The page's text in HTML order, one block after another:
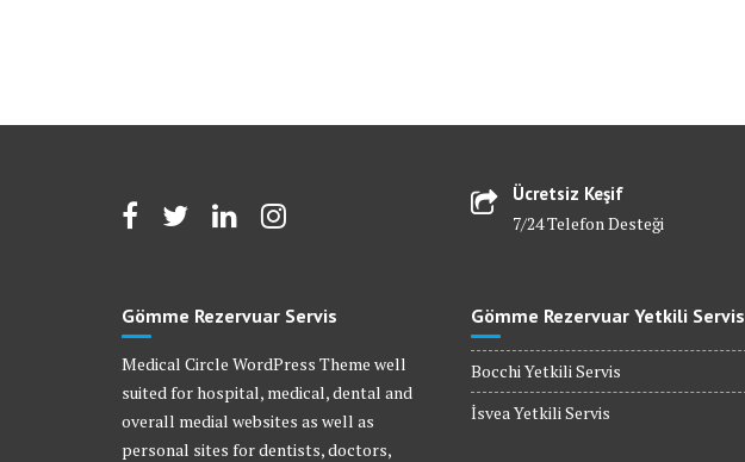
Ücretsiz Keşif
7/24 Telefon Desteği
Gömme Rezervuar Servis
Medical Circle WordPress Theme well
suited for hospital, medical, dental and
overall medial websites as well as
personal sites for dentists, doctors,
Gömme Rezervuar Yetkili Servis
Bocchi Yetkili Servis
İsvea Yetkili Servis